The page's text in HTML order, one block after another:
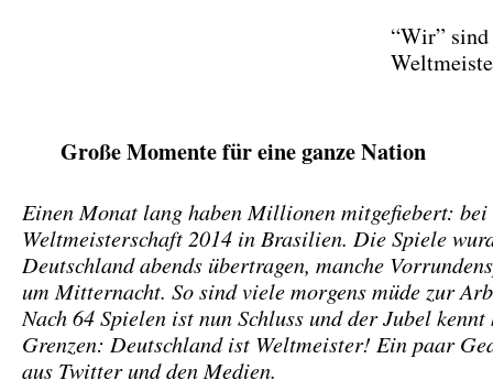
“Wir”
Große Momente für eine ganze Nation
Einen Monat lang haben Millionen mitgefiebert:
Weltmeisterschaft 2014 in Brasilien. Die Spiele
Deutschland abends übertragen, manche
um Mitternacht. So sind viele morgens müde zur
Nach 64 Spielen ist nun Schluss und der Jubel kennt
Grenzen: Deutschland ist Weltmeister! Ein paar
aus Twitter und den Medien.